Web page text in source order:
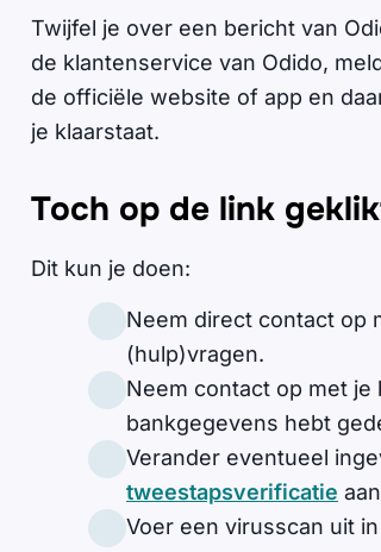
Twijfel je over een bericht van
de klantenservice van Odido,
de officiële website of app en
je klaarstaat.
Toch op de link
Dit kun je doen:
Neem direct contact op
(hulp)vragen.
Neem contact op met
bankgegevens hebt
Verander eventueel
tweestapsverificatie
Voer een virusscan uit